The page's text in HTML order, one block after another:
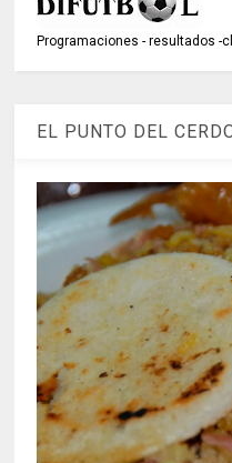
Programaciones - resultados -
EL PUNTO DEL